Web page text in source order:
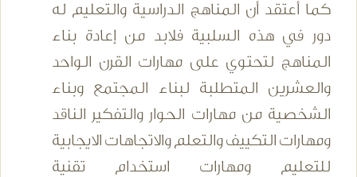
كما أعتقد أن المناهج الدراسية والتعليم له
دور في هذه السلبية فلابد من إعادة بناء
المناهج لتحتوي على مهارات القرن الواحد
والعشرين المتطلبة لبناء المجتمع وبناء
الشخصية من مهارات الحوار والتفكير الناقد
ومهارات التكييف والتعلم والاتجاهات الايجابية
للتعليم ومهارات استخدام تقنية